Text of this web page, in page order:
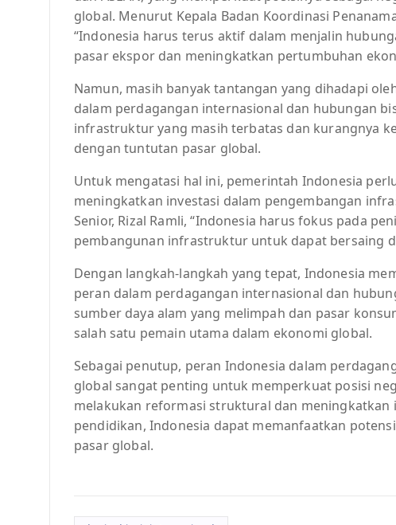
global. Menurut Kepala Badan Koordinasi
“Indonesia harus terus aktif dalam menjalin
pasar ekspor dan meningkatkan pertumbuhan
Namun, masih banyak tantangan yang dihadapi
dalam perdagangan internasional dan hubungan
infrastruktur yang masih terbatas dan kurangnya
dengan tuntutan pasar global.
Untuk mengatasi hal ini, pemerintah Indonesia
meningkatkan investasi dalam pengembangan
Senior, Rizal Ramli, “Indonesia harus fokus pada
pembangunan infrastruktur untuk dapat bersaing
Dengan langkah-langkah yang tepat, Indonesia
peran dalam perdagangan internasional dan
sumber daya alam yang melimpah dan pasar
salah satu pemain utama dalam ekonomi global.
Sebagai penutup, peran Indonesia dalam
global sangat penting untuk memperkuat posisi
melakukan reformasi struktural dan
pendidikan, Indonesia dapat memanfaatkan
pasar global.